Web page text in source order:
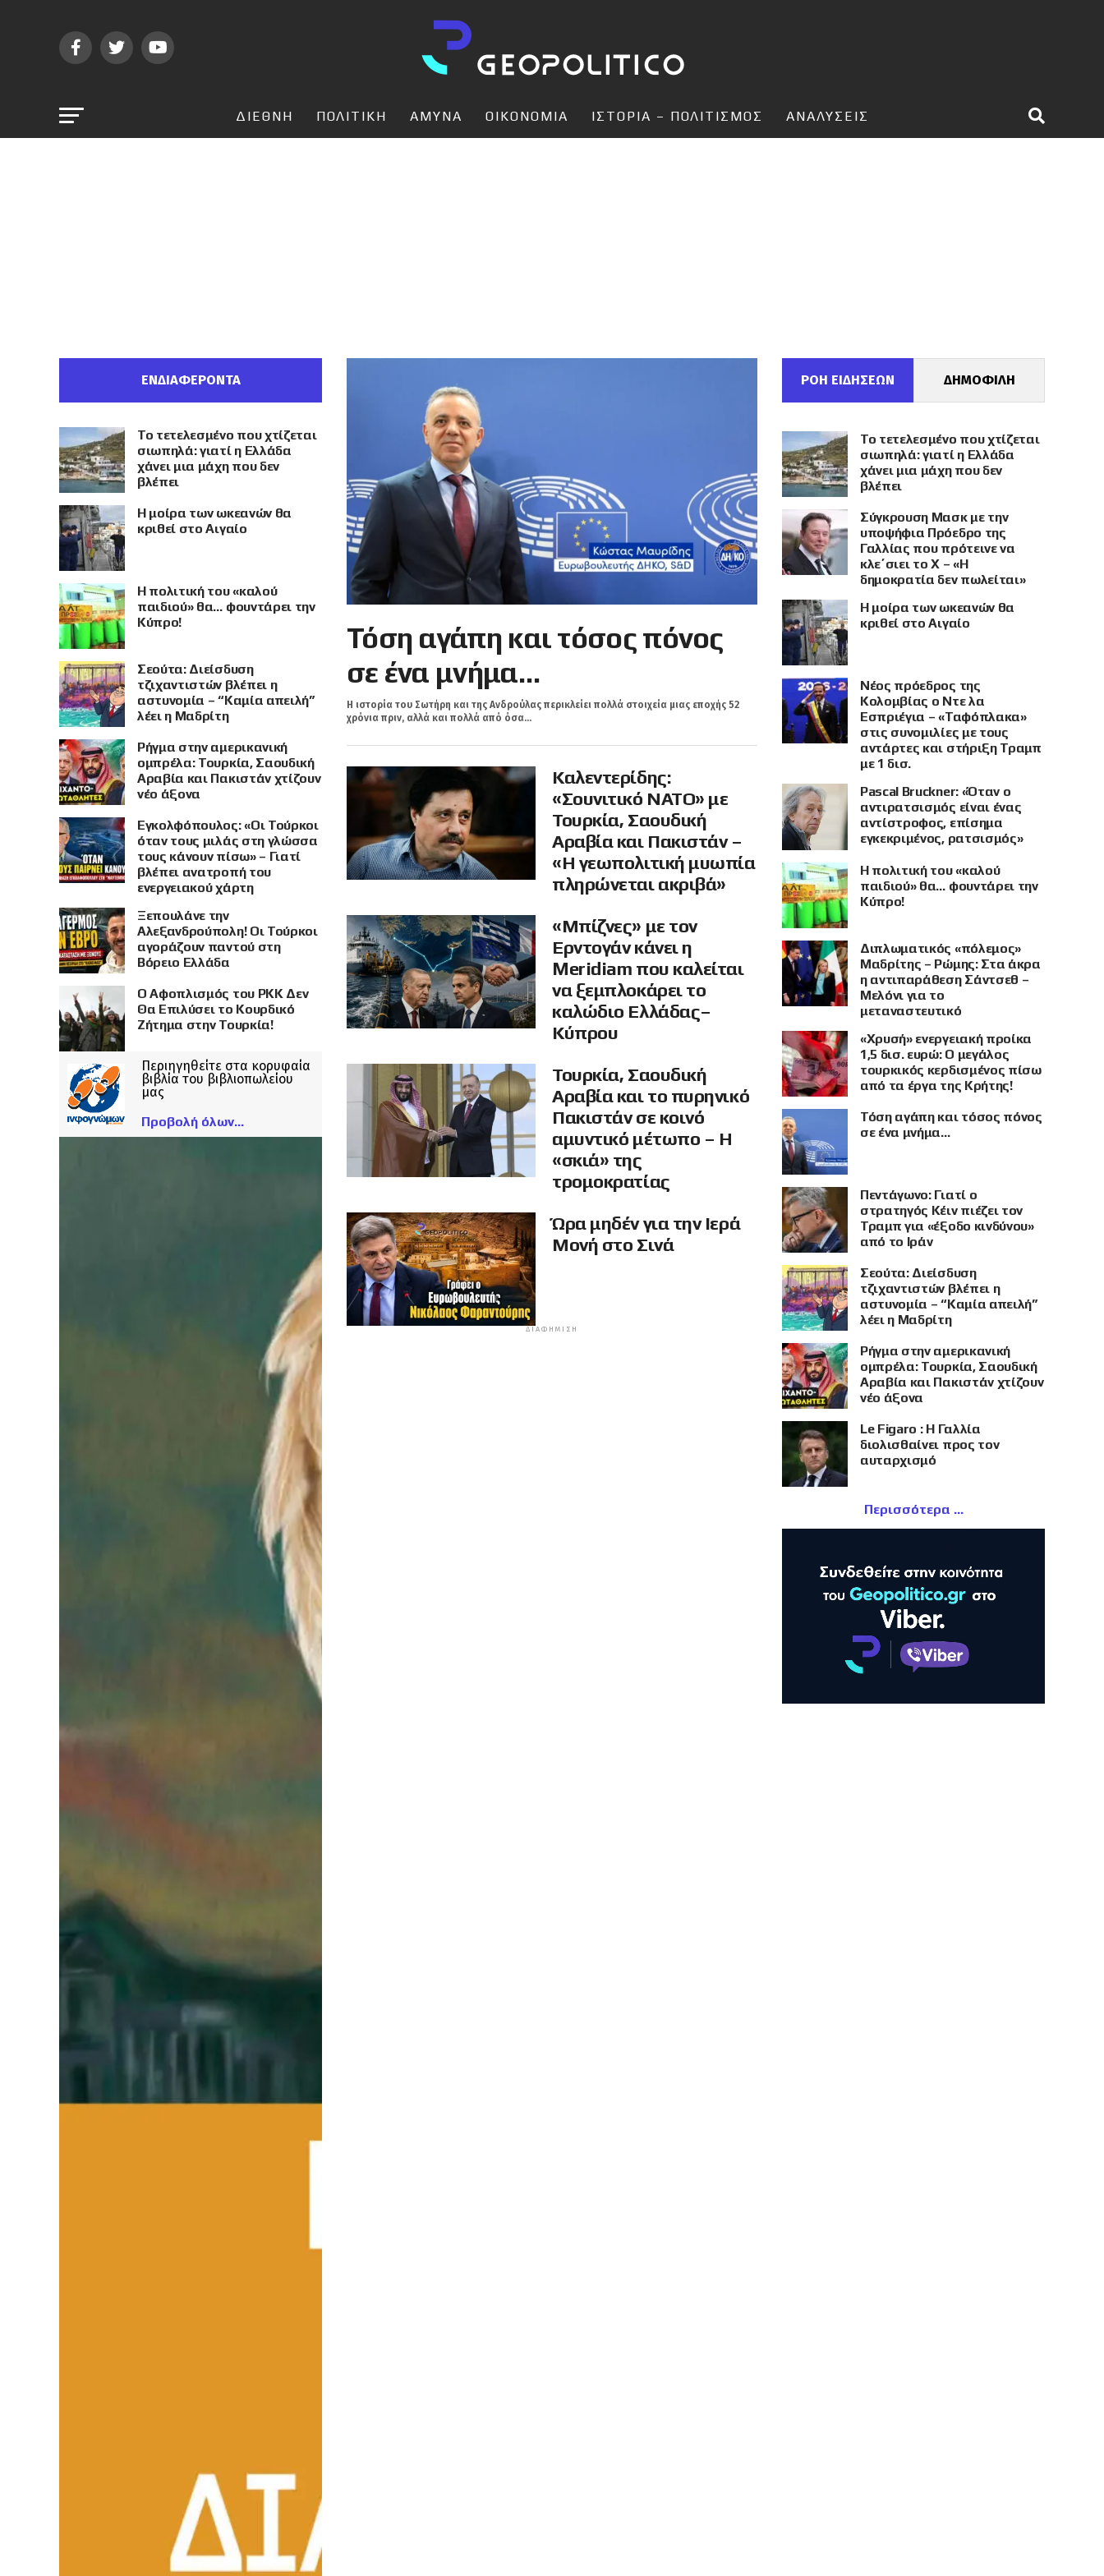
ΔΙΕΘΝΗ ΠΟΛΙΤΙΚΗ ΑΜΥΝΑ ΟΙΚΟΝΟΜΙΑ ΙΣΤΟΡΙΑ – ΠΟΛΙΤΙΣΜΟΣ ΑΝΑΛΥΣΕΙΣ
Τόση αγάπη και τόσος πόνος
σε ένα μνήμα…
Η ιστορία του Σωτήρη και της Ανδρούλας περικλείει πολλά στοιχεία μιας εποχής 52
χρόνια πριν, αλλά και πολλά από όσα...
Καλεντερίδης:
«Σουνιτικό ΝΑΤΟ» με
Τουρκία, Σαουδική
Αραβία και Πακιστάν –
«Η γεωπολιτική μυωπία
πληρώνεται ακριβά»
«Μπίζνες» με τον
Ερντογάν κάνει η
Meridiam που καλείται
να ξεμπλοκάρει το
καλώδιο Ελλάδας–
Κύπρου
Τουρκία, Σαουδική
Αραβία και το πυρηνικό
Πακιστάν σε κοινό
αμυντικό μέτωπο – Η
«σκιά» της
τρομοκρατίας
Ώρα μηδέν για την Ιερά
Μονή στο Σινά
ΔΙΑΦΉΜΙΣΗ
ΕΝΔΙΑΦΕΡΟΝΤΑ
Το τετελεσμένο που χτίζεται
σιωπηλά: γιατί η Ελλάδα
χάνει μια μάχη που δεν
βλέπει
Η μοίρα των ωκεανών θα
κριθεί στο Αιγαίο
Η πολιτική του «καλού
παιδιού» θα… φουντάρει την
Κύπρο!
Σεούτα: Διείσδυση
τζιχαντιστών βλέπει η
αστυνομία – “Καμία απειλή”
λέει η Μαδρίτη
Ρήγμα στην αμερικανική
ομπρέλα: Τουρκία, Σαουδική
Αραβία και Πακιστάν χτίζουν
νέο άξονα
Εγκολφόπουλος: «Οι Τούρκοι
όταν τους μιλάς στη γλώσσα
τους κάνουν πίσω» – Γιατί
βλέπει ανατροπή του
ενεργειακού χάρτη
Ξεπουλάνε την
Αλεξανδρούπολη! Οι Τούρκοι
αγοράζουν παντού στη
Βόρειο Ελλάδα
Ο Αφοπλισμός του PKK Δεν
Θα Επιλύσει το Κουρδικό
Ζήτημα στην Τουρκία!
Περιηγηθείτε στα κορυφαία
βιβλία του βιβλιοπωλείου
μας
Προβολή όλων
ΡΟΗ ΕΙΔΗΣΕΩΝ ΔΗΜΟΦΙΛΗ
Το τετελεσμένο που χτίζεται
σιωπηλά: γιατί η Ελλάδα
χάνει μια μάχη που δεν
βλέπει
Σύγκρουση Μασκ με την
υποψήφια Πρόεδρο της
Γαλλίας που πρότεινε να
κλε΄σιει το X – «Η
δημοκρατία δεν πωλείται»
Η μοίρα των ωκεανών θα
κριθεί στο Αιγαίο
Νέος πρόεδρος της
Κολομβίας ο Ντε λα
Εσπριέγια – «Ταφόπλακα»
στις συνομιλίες με τους
αντάρτες και στήριξη Τραμπ
με 1 δισ.
Pascal Bruckner: «Όταν ο
αντιρατσισμός είναι ένας
αντίστροφος, επίσημα
εγκεκριμένος, ρατσισμός»
Η πολιτική του «καλού
παιδιού» θα… φουντάρει την
Κύπρο!
Διπλωματικός «πόλεμος»
Μαδρίτης – Ρώμης: Στα άκρα
η αντιπαράθεση Σάντσεθ –
Μελόνι για το
μεταναστευτικό
«Χρυσή» ενεργειακή προίκα
1,5 δισ. ευρώ: Ο μεγάλος
τουρκικός κερδισμένος πίσω
από τα έργα της Κρήτης!
Τόση αγάπη και τόσος πόνος
σε ένα μνήμα…
Πεντάγωνο: Γιατί ο
στρατηγός Κέιν πιέζει τον
Τραμπ για «έξοδο κινδύνου»
από το Ιράν
Σεούτα: Διείσδυση
τζιχαντιστών βλέπει η
αστυνομία – “Καμία απειλή”
λέει η Μαδρίτη
Ρήγμα στην αμερικανική
ομπρέλα: Τουρκία, Σαουδική
Αραβία και Πακιστάν χτίζουν
νέο άξονα
Le Figaro : Η Γαλλία
διολισθαίνει προς τον
αυταρχισμό
Περισσότερα